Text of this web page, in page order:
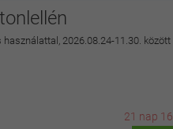
2026.08.24-11.30. között
21 nap 16